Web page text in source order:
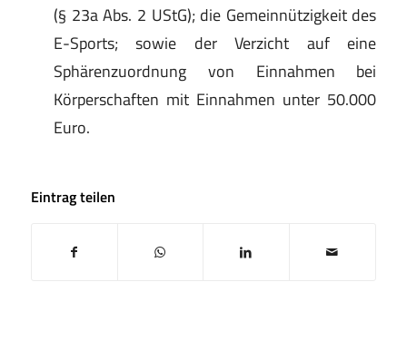
(§ 23a Abs. 2 UStG); die Gemeinnützigkeit des
E-Sports; sowie der Verzicht auf eine
Sphärenzuordnung von Einnahmen bei
Körperschaften mit Einnahmen unter 50.000
Euro.
Eintrag teilen